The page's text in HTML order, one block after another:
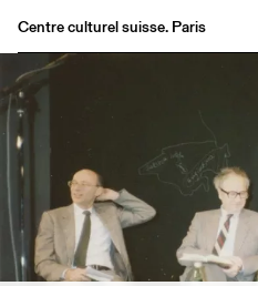
Centre culturel suisse. Paris
Agenda
Bookshop
Buvette
Archives
Medias
Publications